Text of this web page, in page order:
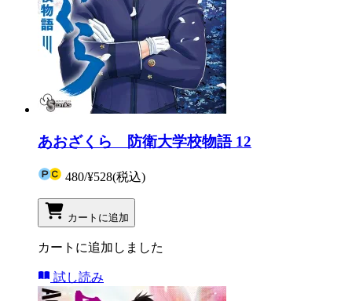
あおざくら 防衛大学校物語 12
480/¥528(税込)
カートに追加
カートに追加しました
試し読み